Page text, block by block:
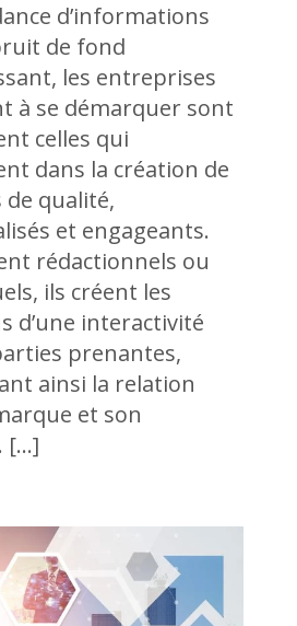
d’informations
de fond
les entreprises
à se démarquer sont
celles qui
dans la création de
qualité,
et engageants.
rédactionnels ou
ils créent les
d’une interactivité
prenantes,
ainsi la relation
et son
[…]